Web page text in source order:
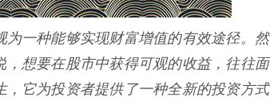
一种能够实现财富增值的有效途径。然
想要在股市中获得可观的收益，往往面
它为投资者提供了一种全新的投资方式